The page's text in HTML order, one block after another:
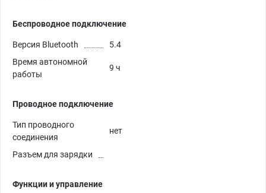
Беспроводное подключение
Версия Bluetooth
5.4
Время автономной
работы
9 ч
Проводное подключение
Тип проводного
соединения
нет
Разъем для зарядки
Функции и управление